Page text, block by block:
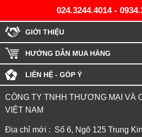
024.3244.4014-
GIỚI THIỆU
HƯỚNG DẪN MUA HÀNG
LIÊN HỆ - GÓP Ý
CÔNG TY TNHH THƯƠNG MẠI VÀ
VIỆT NAM
Địa chỉ mới : Số 6, Ngõ 125 Trung